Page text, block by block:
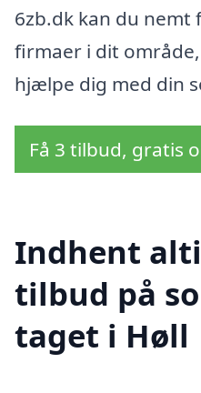
6zb.dk kan du nemt
firmaer i dit
hjælpe dig med din
Få 3 tilbud, gratis
Indhent
tilbud på
taget i Høll